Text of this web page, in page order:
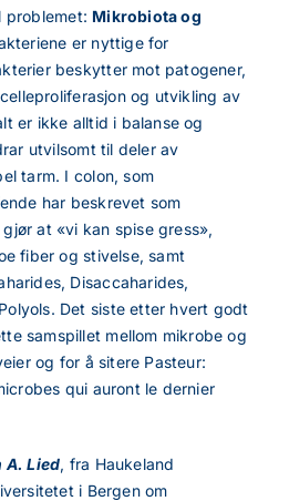
problemet: Mikrobiota og
er nyttige for
beskytter mot patogener,
og utvikling av
er ikke alltid i balanse og
utvilsomt til deler av
tarm. I colon, som
har beskrevet som
at «vi kan spise gress»,
fiber og stivelse, samt
Disaccaharides,
Det siste etter hvert godt
samspillet mellom mikrobe og
og for å sitere Pasteur:
qui auront le dernier
A. Lied, fra Haukeland
i Bergen om